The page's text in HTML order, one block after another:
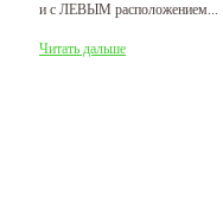
и с ЛЕВЫМ расположением...
Читать дальше